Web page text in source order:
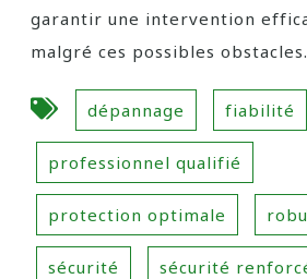
garantir une intervention
malgré ces possibles obstacles.
dépannage fiabilité
professionnel qualifié
protection optimale
sécurité sécurité